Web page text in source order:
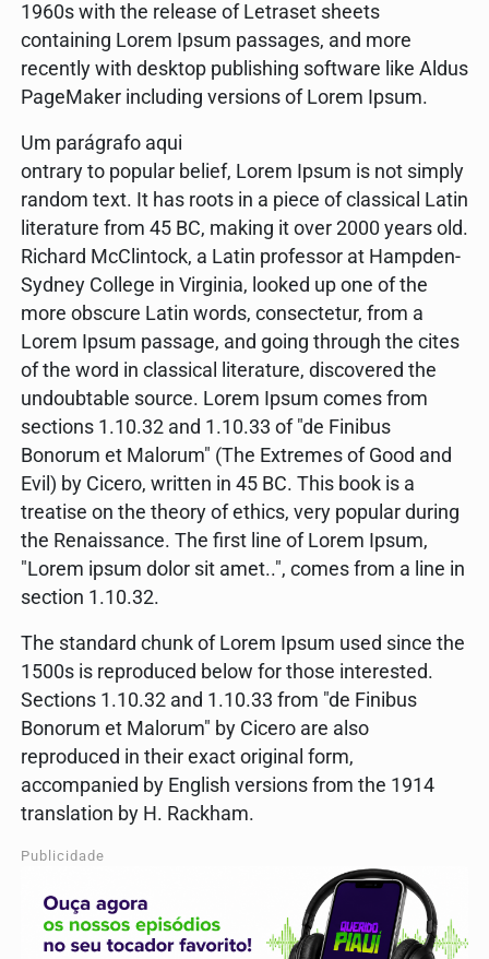
1960s with the release of Letraset sheets
containing Lorem Ipsum passages, and more
recently with desktop publishing software like Aldus
PageMaker including versions of Lorem Ipsum.
Um parágrafo aqui
ontrary to popular belief, Lorem Ipsum is not simply
random text. It has roots in a piece of classical Latin
literature from 45 BC, making it over 2000 years old.
Richard McClintock, a Latin professor at Hampden-
Sydney College in Virginia, looked up one of the
more obscure Latin words, consectetur, from a
Lorem Ipsum passage, and going through the cites
of the word in classical literature, discovered the
undoubtable source. Lorem Ipsum comes from
sections 1.10.32 and 1.10.33 of "de Finibus
Bonorum et Malorum" (The Extremes of Good and
Evil) by Cicero, written in 45 BC. This book is a
treatise on the theory of ethics, very popular during
the Renaissance. The first line of Lorem Ipsum,
"Lorem ipsum dolor sit amet..", comes from a line in
section 1.10.32.
The standard chunk of Lorem Ipsum used since the
1500s is reproduced below for those interested.
Sections 1.10.32 and 1.10.33 from "de Finibus
Bonorum et Malorum" by Cicero are also
reproduced in their exact original form,
accompanied by English versions from the 1914
translation by H. Rackham.
Publicidade